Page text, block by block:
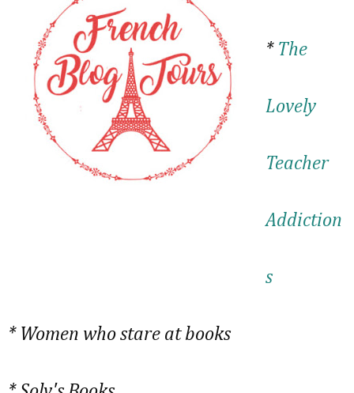
* The
Lovely
Teacher
Addiction
s
* Women who stare at books